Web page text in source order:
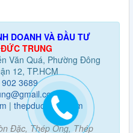
DOANH VÀ ĐẦU TƯ
ĐỨC TRUNG
Văn Quá, Phường Đông
12, TP.HCM
3689
| thepductrung.com
Đặc, Thép Ống, Thép